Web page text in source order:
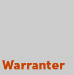
Warranter